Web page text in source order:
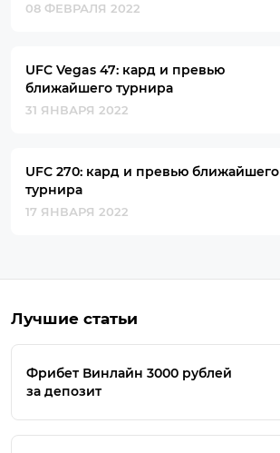
08 ФЕВРАЛЯ 2022
UFC Vegas 47: кард и превью
ближайшего турнира
31 ЯНВАРЯ 2022
UFC 270: кард и превью ближайшего
турнира
17 ЯНВАРЯ 2022
Лучшие статьи
Фрибет Винлайн 3000 рублей
за депозит